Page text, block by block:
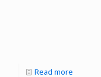
Read more